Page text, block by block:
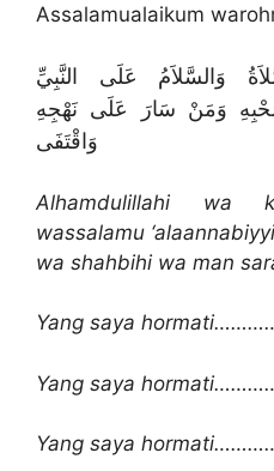
Assalamualaikum
وَالسَّلاَمُ عَلَى النَّبِيِّ
وَمَنْ سَارَ عَلَى نَهْجِهِ
وَاقْتَفَى
Alhamdulillahi wa
wassalamu
wa shahbihi wa man
Yang saya
Yang saya
Yang saya